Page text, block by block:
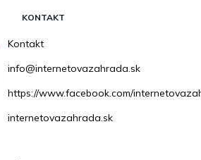
KONTAKT
Kontakt
info@internetovazahrada.sk
https://www.facebook.com/
internetovazahrada.sk